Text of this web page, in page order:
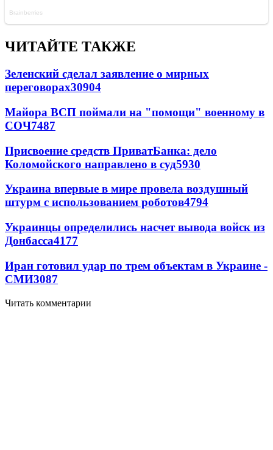
ЧИТАЙТЕ ТАКЖЕ
Зеленский сделал заявление о мирных
переговорах30904
Майора ВСП поймали на "помощи" военному в
СОЧ7487
Присвоение средств ПриватБанка: дело
Коломойского направлено в суд5930
Украина впервые в мире провела воздушный
штурм с использованием роботов4794
Украинцы определились насчет вывода войск из
Донбасса4177
Иран готовил удар по трем объектам в Украине -
СМИ3087
Читать комментарии